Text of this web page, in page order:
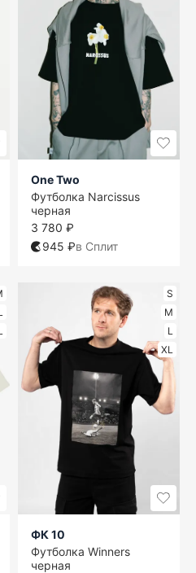
One Two
Футболка Narcissus
черная
3 780 ₽
945 ₽в Сплит
S
M
L
XL
ФК 10
Футболка Winners
черная